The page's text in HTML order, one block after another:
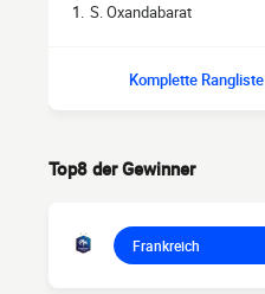
1. S. Oxandabarat
Komplette Rangliste
Top8 der Gewinner
Frankreich